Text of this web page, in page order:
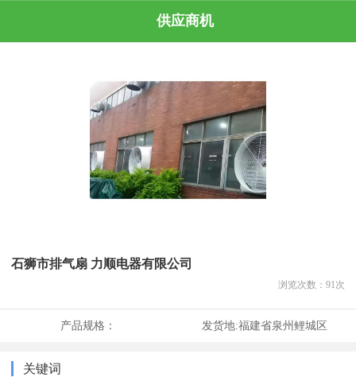
供应商机
石狮市排气扇 力顺电器有限公司
浏览次数： 91 次
产品规格： 发货地:福建省泉州鲤城区
关键词